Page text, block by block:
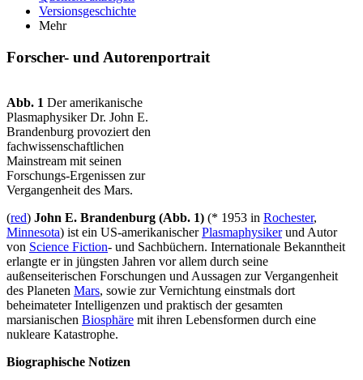
Versionsgeschichte
Mehr
Forscher- und Autorenportrait
Abb. 1 Der amerikanische
Plasmaphysiker Dr. John E.
Brandenburg provoziert den
fachwissenschaftlichen
Mainstream mit seinen
Forschungs-Ergenissen zur
Vergangenheit des Mars.
(red) John E. Brandenburg (Abb. 1) (* 1953 in Rochester,
Minnesota) ist ein US-amerikanischerPlasmaphysikerund Autor
von Science Fiction- und Sachbüchern. Internationale Bekanntheit
erlangte er in jüngsten Jahren vor allem durch seine
außenseiterischen Forschungen und Aussagen zur Vergangenheit
des Planeten Mars, sowie zur Vernichtung einstmals dort
beheimateter Intelligenzen und praktisch der gesamten
marsianischen Biosphäre mit ihren Lebensformen durch eine
nukleare Katastrophe.
Biographische Notizen